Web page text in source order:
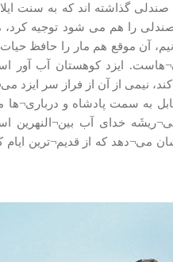
گذاشته اند که به سنت
را هم می شود توجیه کرد،
آن موقع هم مار را حافظ
ایزد کوهستان آب آور
نیمی از آن از فراز سر
به سمت پادشاه و
خدای آب بین¬النهرین
می¬دهد که از قدیم¬ترین